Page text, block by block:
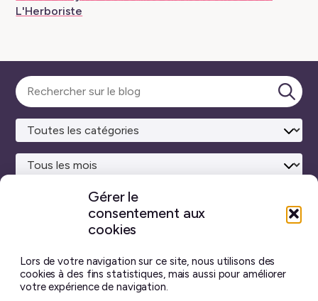
Gérer le
consentement aux
cookies
Lors de votre navigation sur ce site, nous utilisons des
cookies à des fins statistiques, mais aussi pour améliorer
votre expérience de navigation.
L'Herboriste
la
Sélectionner
une
réalisé avecWordPress ♥et beaucoup de café.
intelligence artificielle générative.J’ai pris toutes les
photos moi-même, et chaque billet est écrit à la main.